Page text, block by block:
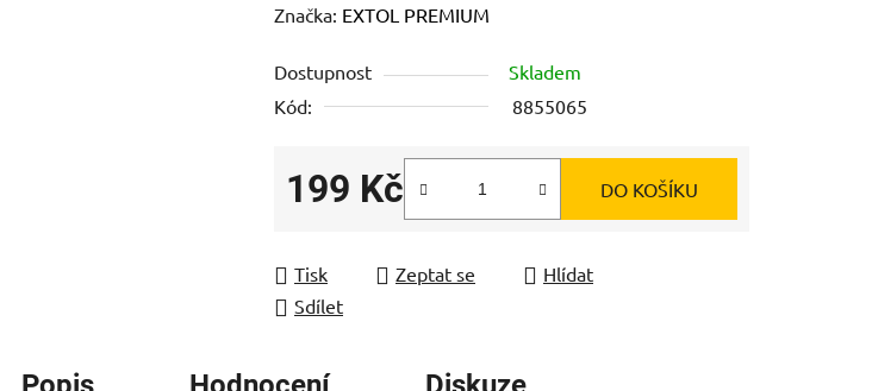
hodnocení
je
0,0
hvězdiček.
Značka: EXTOL PREMIUM
Dostupnost
Skladem
Kód:
8855065
199 Kč DO KOŠÍKU
Tisk Zeptat se
Hlídat
Sdílet